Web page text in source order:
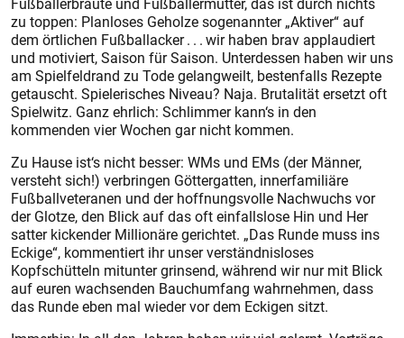
zu toppen: Planloses Geholze sogenannter „Aktiver“ auf
dem örtlichen Fußballacker . . . wir haben brav applaudiert
und motiviert, Saison für Saison. Unterdessen haben wir uns
am Spielfeldrand zu Tode gelangweilt, bestenfalls Rezepte
getauscht. Spielerisches Niveau? Naja. Brutalität ersetzt oft
Spielwitz. Ganz ehrlich: Schlimmer kann‘s in den
kommenden vier Wochen gar nicht kommen.
Zu Hause ist‘s nicht besser: WMs und EMs (der Männer,
versteht sich!) verbringen Göttergatten, innerfamiliäre
Fußballveteranen und der hoffnungsvolle Nachwuchs vor
der Glotze, den Blick auf das oft einfallslose Hin und Her
satter kickender Millionäre gerichtet. „Das Runde muss ins
Eckige“, kommentiert ihr unser verständnisloses
Kopfschütteln mitunter grinsend, während wir nur mit Blick
auf euren wachsenden Bauchumfang wahrnehmen, dass
das Runde eben mal wieder vor dem Eckigen sitzt.